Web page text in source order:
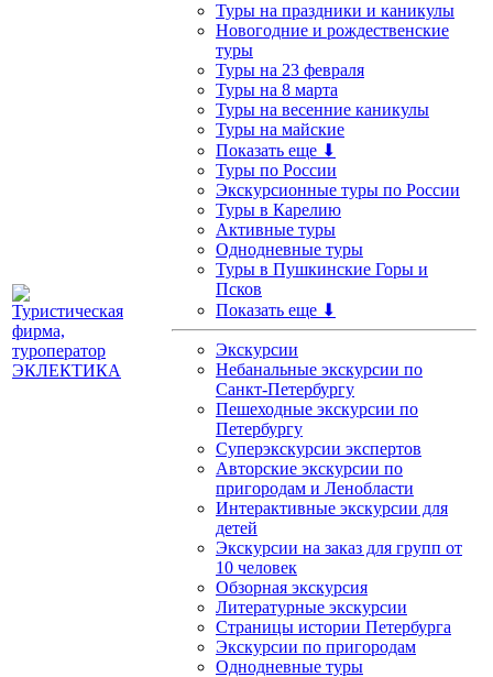
Туры на праздники и каникулы
Новогодние и рождественские
туры
Туры на 23 февраля
Туры на 8 марта
Туры на весенние каникулы
Туры на майские
Показать еще ⬇
Туры по России
Экскурсионные туры по России
Туры в Карелию
Активные туры
Однодневные туры
Туры в Пушкинские Горы и
Псков
Показать еще ⬇
Экскурсии
Небанальные экскурсии по
Санкт-Петербургу
Пешеходные экскурсии по
Петербургу
Суперэкскурсии экспертов
Авторские экскурсии по
пригородам и Ленобласти
Интерактивные экскурсии для
детей
Экскурсии на заказ для групп от
10 человек
Обзорная экскурсия
Литературные экскурсии
Страницы истории Петербурга
Экскурсии по пригородам
Однодневные туры